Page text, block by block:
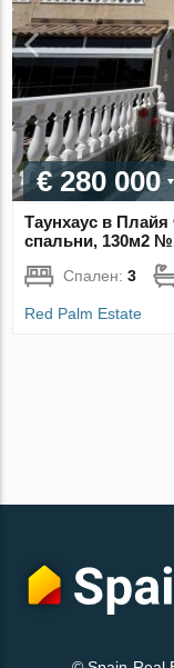
€ 280 000
Таунхаус в
спальни, 130м2
Спален:3
Red Palm Estate